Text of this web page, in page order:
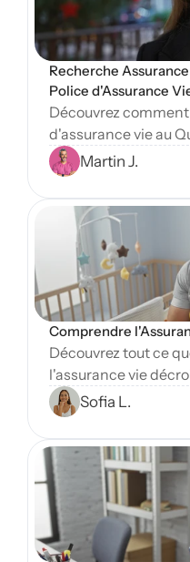
Recherche
Police d'Assurance
Découvrez
d'assurance vie au
pour localiser des
et comprendre le
recherches.
Martin J.
Blog
Comprendre
Découvrez tout ce
l'assurance vie
article explore ses
fonctionnement et
Sofia L.
Blog